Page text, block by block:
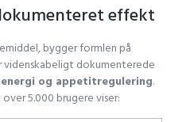
effekt
bygger formlen på
videnskabeligt dokumenterede
og appetitregulering.
5.000 brugere viser: